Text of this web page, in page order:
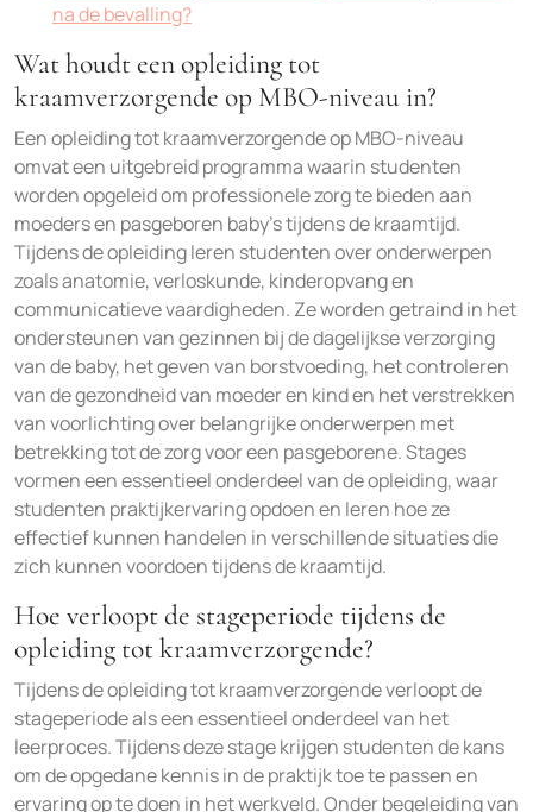
na de bevalling?
Wat houdt een opleiding tot
kraamverzorgende op MBO-niveau in?
Een opleiding tot kraamverzorgende op MBO-niveau
omvat een uitgebreid programma waarin studenten
worden opgeleid om professionele zorg te bieden aan
moeders en pasgeboren baby’s tijdens de kraamtijd.
Tijdens de opleiding leren studenten over onderwerpen
zoals anatomie, verloskunde, kinderopvang en
communicatieve vaardigheden. Ze worden getraind in het
ondersteunen van gezinnen bij de dagelijkse verzorging
van de baby, het geven van borstvoeding, het controleren
van de gezondheid van moeder en kind en het verstrekken
van voorlichting over belangrijke onderwerpen met
betrekking tot de zorg voor een pasgeborene. Stages
vormen een essentieel onderdeel van de opleiding, waar
studenten praktijkervaring opdoen en leren hoe ze
effectief kunnen handelen in verschillende situaties die
zich kunnen voordoen tijdens de kraamtijd.
Hoe verloopt de stageperiode tijdens de
opleiding tot kraamverzorgende?
Tijdens de opleiding tot kraamverzorgende verloopt de
stageperiode als een essentieel onderdeel van het
leerproces. Tijdens deze stage krijgen studenten de kans
om de opgedane kennis in de praktijk toe te passen en
ervaring op te doen in het werkveld. Onder begeleiding van